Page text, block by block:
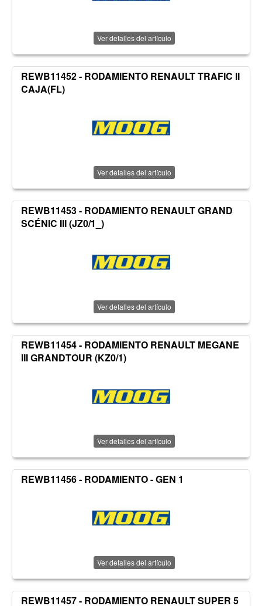
Ver detalles del artículo
REWB11452 - RODAMIENTO RENAULT TRAFIC II
CAJA(FL)
Ver detalles del artículo
REWB11453 - RODAMIENTO RENAULT GRAND
SCÉNIC III (JZ0/1_)
Ver detalles del artículo
REWB11454 - RODAMIENTO RENAULT MEGANE
III GRANDTOUR (KZ0/1)
Ver detalles del artículo
REWB11456 - RODAMIENTO - GEN 1
Ver detalles del artículo
REWB11457 - RODAMIENTO RENAULT SUPER 5